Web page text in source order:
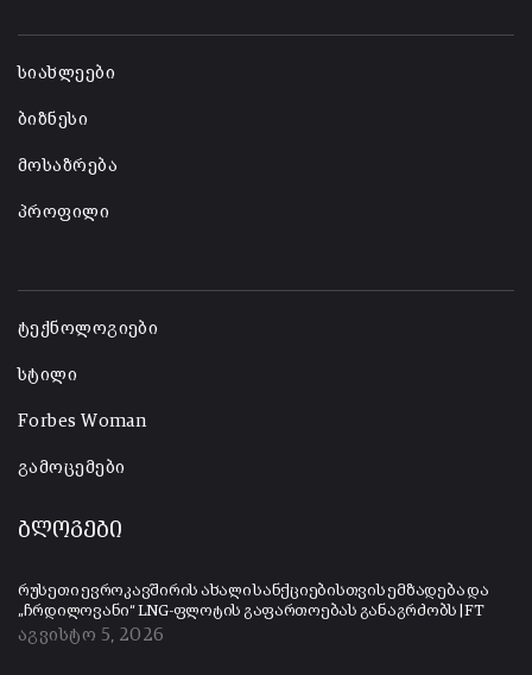
სიახლეები
ბიზნესი
მოსაზრება
პროფილი
ტექნოლოგიები
სტილი
Forbes Woman
გამოცემები
ბლოგები
რუსეთი ევროკავშირის ახალი სანქციებისთვის ემზადება და
„ჩრდილოვანი“ LNG-ფლოტის გაფართოებას განაგრძობს | FT
აგვისტო 5, 2026